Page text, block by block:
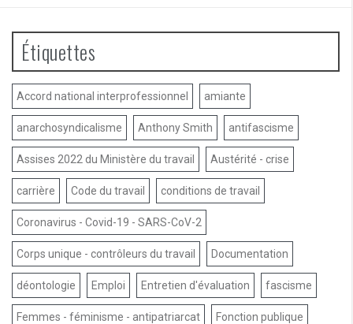
Étiquettes
Accord national interprofessionnel amiante
anarchosyndicalisme Anthony Smith antifascisme
Assises 2022 du Ministère du travail Austérité - crise
carrière Code du travail conditions de travail
Coronavirus - Covid-19 - SARS-CoV-2
Corps unique - contrôleurs du travail Documentation
déontologie Emploi Entretien d'évaluation fascisme
Femmes - féminisme - antipatriarcat Fonction publique